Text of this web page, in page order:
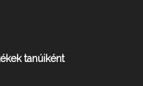
tanúiként